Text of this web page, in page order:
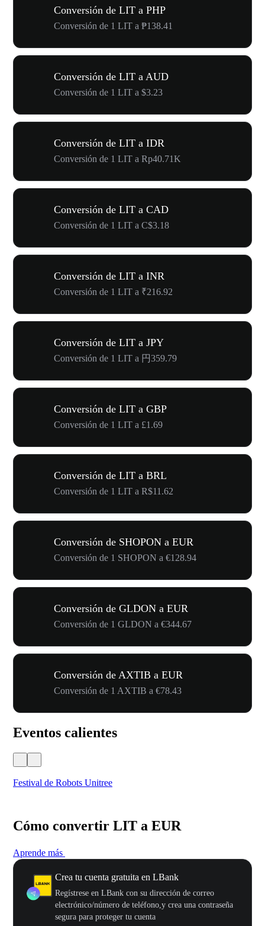
Conversión de LIT a PHP
Conversión de 1 LIT a ₱138.41
Conversión de LIT a AUD
Conversión de 1 LIT a $3.23
Conversión de LIT a IDR
Conversión de 1 LIT a Rp40.71K
Conversión de LIT a CAD
Conversión de 1 LIT a C$3.18
Conversión de LIT a INR
Conversión de 1 LIT a ₹216.92
Conversión de LIT a JPY
Conversión de 1 LIT a 円359.79
Conversión de LIT a GBP
Conversión de 1 LIT a £1.69
Conversión de LIT a BRL
Conversión de 1 LIT a R$11.62
Conversión de SHOPON a EUR
Conversión de 1 SHOPON a €128.94
Conversión de GLDON a EUR
Conversión de 1 GLDON a €344.67
Conversión de AXTIB a EUR
Conversión de 1 AXTIB a €78.43
Eventos calientes
Festival de Robots Unitree
Cómo convertir LIT a EUR
Aprende más
Crea tu cuenta gratuita en LBank
Regístrese en LBank con su dirección de correo
electrónico/número de teléfono,y crea una contraseña
segura para proteger tu cuenta